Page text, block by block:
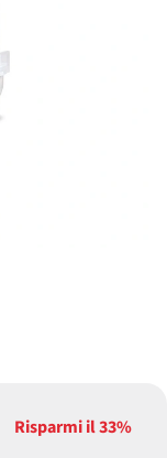
Risparmi il33%